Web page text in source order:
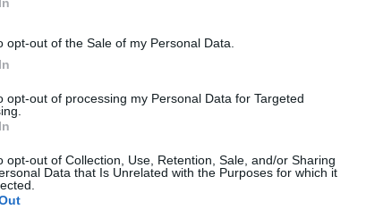
opt-out of the Sale of my Personal Data.
opt-out of processing my Personal Data for Targeted
opt-out of Collection, Use, Retention, Sale, and/or Sharing
Data that Is Unrelated with the Purposes for which it
le emissioni prodotte dai
l’utente accede ai contenuti
o tv), tenendo conto anche
dei dispositivi e
durante l’esperienza media e
O’Kelley, Co-Founder e CEO di